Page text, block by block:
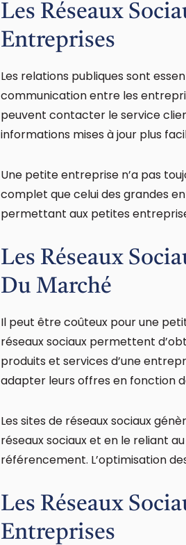
Les Réseaux
Entreprises
Les relations publiques sont
communication entre les
peuvent contacter le service
informations mises à jour plus
Une petite entreprise n’a pas
complet que celui des grandes
permettant aux petites
Les Réseaux
Du Marché
Il peut être coûteux pour une
réseaux sociaux permettent
produits et services d’une
adapter leurs offres en fonction
Les sites de réseaux sociaux
réseaux sociaux et en le reliant
référencement. L’optimisation
Les Réseaux
Entreprises